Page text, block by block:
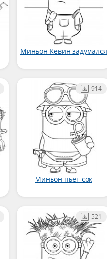
Миньон Кевин задумался
Миньон пьет сок
914
521